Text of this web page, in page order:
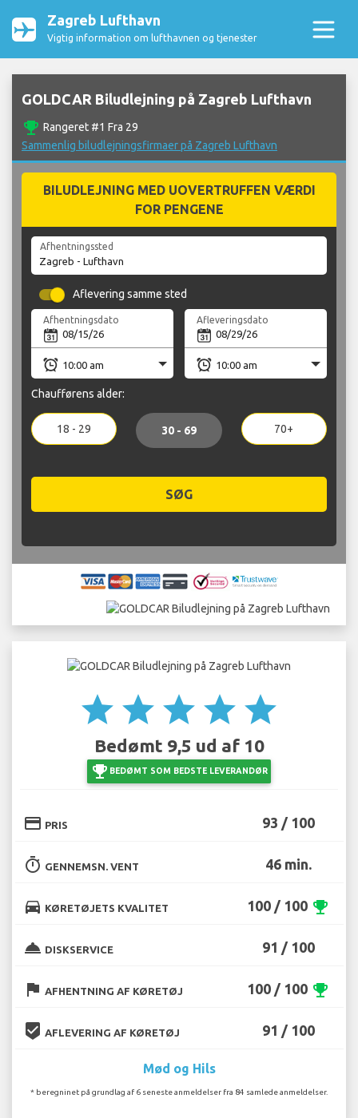
Zagreb Lufthavn
Vigtig information om lufthavnen og tjenester
GOLDCAR Biludlejning på Zagreb Lufthavn
emoji_events Rangeret #1 Fra 29
Sammenlig biludlejningsfirmaer på Zagreb Lufthavn
BILUDLEJNING MED UOVERTRUFFEN VÆRDI
FOR PENGENE
Afhentningssted
Aflevering samme sted
Afhentningsdato Afleveringsdato
Chaufførens alder:
18 - 29 30 - 69 70+
SØG
star star star star star
Bedømt 9,5 ud af 10
emoji_events BEDØMT SOM BEDSTE LEVERANDØR
credit_card PRIS 93 / 100
timer GENNEMSN. VENT 46 min.
directions_car KØRETØJETS KVALITET 100 / 100 emoji_events
room_service DISKSERVICE 91 / 100
flag AFHENTNING AF KØRETØJ 100 / 100 emoji_events
beenhere AFLEVERING AF KØRETØJ 91 / 100
Mød og Hils
* beregninet på grundlag af 6 seneste anmeldelser fra 84 samlede anmeldelser.